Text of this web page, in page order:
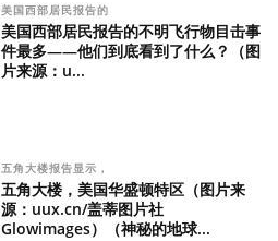
美国西部居民报告的
美国西部居民报告的不明飞行物目击事
件最多——他们到底看到了什么？（图
片来源：u...
五角大楼报告显示，
五角大楼，美国华盛顿特区（图片来
源：uux.cn/盖蒂图片社
Glowimages）（神秘的地球...